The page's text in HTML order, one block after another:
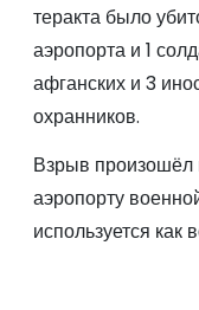
теракта было
аэропорта и 1
афганских и 3
охранников.
Взрыв произошёл
аэропорту
используется как